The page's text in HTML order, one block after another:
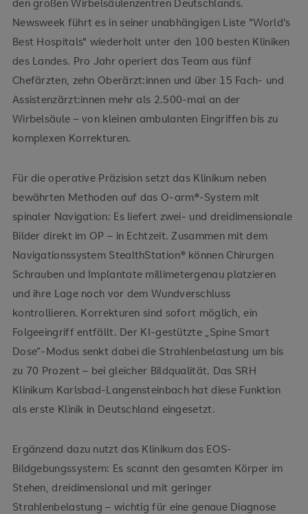
den großen Wirbelsäulenzentren Deutschlands.
Newsweek führt es in seiner unabhängigen Liste "World's
Best Hospitals" wiederholt unter den 100 besten Kliniken
des Landes. Pro Jahr operiert das Team aus fünf
Chefärzten, zehn Oberärzt:innen und über 15 Fach- und
Assistenzärzt:innen mehr als 2.500-mal an der
Wirbelsäule – von kleinen ambulanten Eingriffen bis zu
komplexen Korrekturen.
Für die operative Präzision setzt das Klinikum neben
bewährten Methoden auf das O-arm®-System mit
spinaler Navigation: Es liefert zwei- und dreidimensionale
Bilder direkt im OP – in Echtzeit. Zusammen mit dem
Navigationssystem StealthStation® können Chirurgen
Schrauben und Implantate millimetergenau platzieren
und ihre Lage noch vor dem Wundverschluss
kontrollieren. Korrekturen sind sofort möglich, ein
Folgeeingriff entfällt. Der KI-gestützte „Spine Smart
Dose“-Modus senkt dabei die Strahlenbelastung um bis
zu 70 Prozent – bei gleicher Bildqualität. Das SRH
Klinikum Karlsbad-Langensteinbach hat diese Funktion
als erste Klinik in Deutschland eingesetzt.
Ergänzend dazu nutzt das Klinikum das EOS-
Bildgebungssystem: Es scannt den gesamten Körper im
Stehen, dreidimensional und mit geringer
Strahlenbelastung – wichtig für eine genaue Diagnose